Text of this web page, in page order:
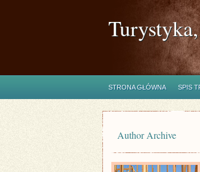
STRONA GŁÓWNA SPIS
Author Archive